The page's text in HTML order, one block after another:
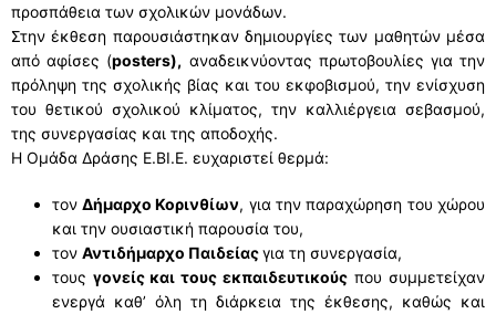
προσπάθεια των σχολικών μονάδων.
Στην έκθεση παρουσιάστηκαν δημιουργίες των μαθητών μέσα
από αφίσες (posters), αναδεικνύοντας πρωτοβουλίες για την
πρόληψη της σχολικής βίας και του εκφοβισμού, την ενίσχυση
του θετικού σχολικού κλίματος, την καλλιέργεια σεβασμού,
της συνεργασίας και της αποδοχής.
Η Ομάδα Δράσης Ε.ΒΙ.Ε. ευχαριστεί θερμά:
τον Δήμαρχο Κορινθίων, για την παραχώρηση του χώρου
και την ουσιαστική παρουσία του,
τον Αντιδήμαρχο Παιδείαςγια τη συνεργασία,
τους γονείς και τους εκπαιδευτικούς που συμμετείχαν
ενεργά καθ’ όλη τη διάρκεια της έκθεσης, καθώς και